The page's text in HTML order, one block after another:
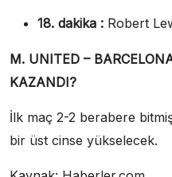
18. dakika : Robert
M. UNITED –
KAZANDI?
İlk maç 2-2 berabere
bir üst cinse yükselecek.